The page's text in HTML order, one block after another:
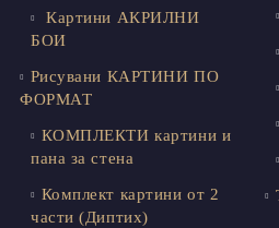
Картини АКРИЛНИ
БОИ
Рисувани КАРТИНИ ПО
ФОРМАТ
КОМПЛЕКТИ картини и
пана за стена
Комплект картини от 2
части (Диптих)